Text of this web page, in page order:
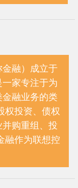
融）成立于
一家专注于为
融业务的类
权投资、债权
购重组、投
融作为联想控